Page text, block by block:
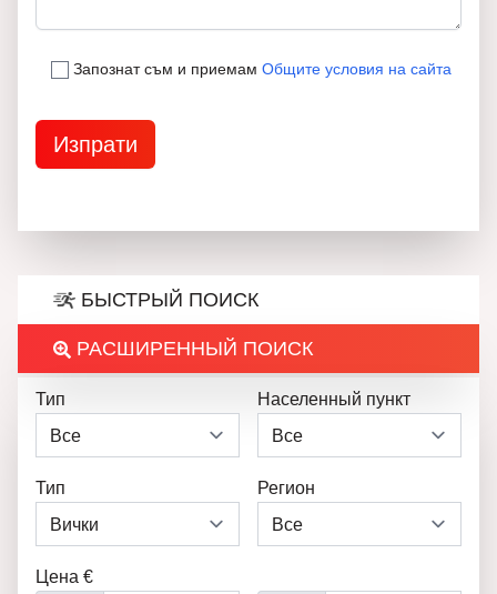
Запознат съм и приемам Общите условия на сайта
БЫСТРЫЙ ПОИСК
РАСШИРЕННЫЙ ПОИСК
Тип Населенный пункт
Тип Регион
Цена €